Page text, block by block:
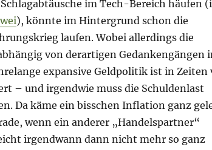
im Tech-Bereich häufen
), könnte im Hintergrund schon die
laufen. Wobei allerdings die
von derartigen Gedankengängen
expansive Geldpolitik ist in Zeiten
– und irgendwie muss die Schuldenlast
Da käme ein bisschen Inflation ganz
wenn ein anderer „Handelspartner“
irgendwann dann nicht mehr so ganz